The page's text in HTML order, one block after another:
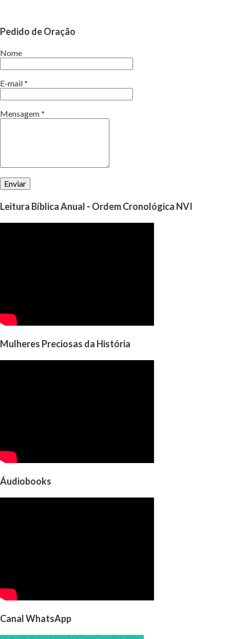
Pedido de Oração
Nome
E-mail *
Mensagem *
Leitura Bíblica Anual - Ordem Cronológica NVI
Mulheres Preciosas da História
Áudiobooks
Canal WhatsApp